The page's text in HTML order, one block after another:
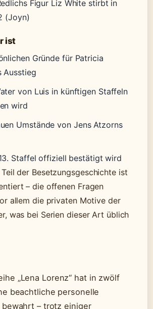
Figur Liz White stirbt in
(Joyn)
ist
Gründe für Patricia
Ausstieg
von Luis in künftigen Staffeln
wird
Umstände von Jens Atzorns
Staffel offiziell bestätigt wird
der Besetzungsgeschichte ist
– die offenen Fragen
allem die privaten Motive der
was bei Serien dieser Art üblich
„Lena Lorenz“ hat in zwölf
beachtliche personelle
bewahrt – trotz einiger